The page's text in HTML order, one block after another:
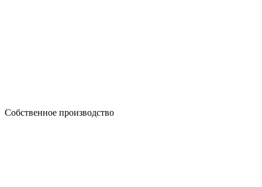
Собственное производство